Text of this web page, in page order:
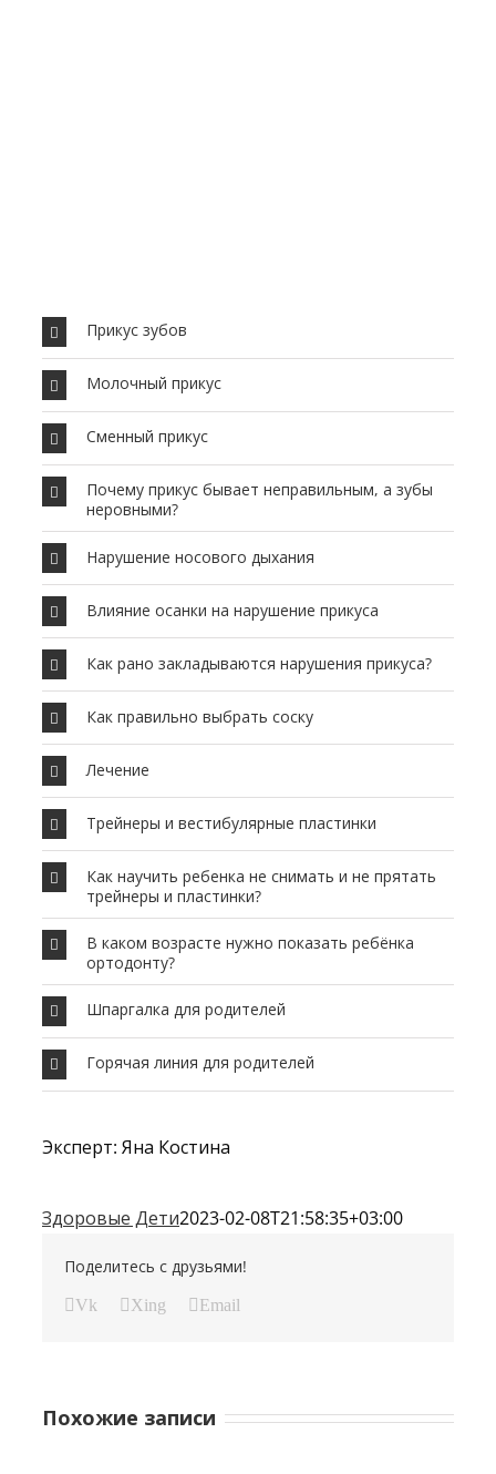
Прикус зубов
Молочный прикус
Сменный прикус
Почему прикус бывает неправильным, а зубы
неровными?
Нарушение носового дыхания
Влияние осанки на нарушение прикуса
Как рано закладываются нарушения прикуса?
Как правильно выбрать соску
Лечение
Трейнеры и вестибулярные пластинки
Как научить ребенка не снимать и не прятать
трейнеры и пластинки?
В каком возрасте нужно показать ребёнка
ортодонту?
Шпаргалка для родителей
Горячая линия для родителей
Эксперт: Яна Костина
Здоровые Дети2023-02-08T21:58:35+03:00
Поделитесь с друзьями!
Vk Xing Email
Похожие записи